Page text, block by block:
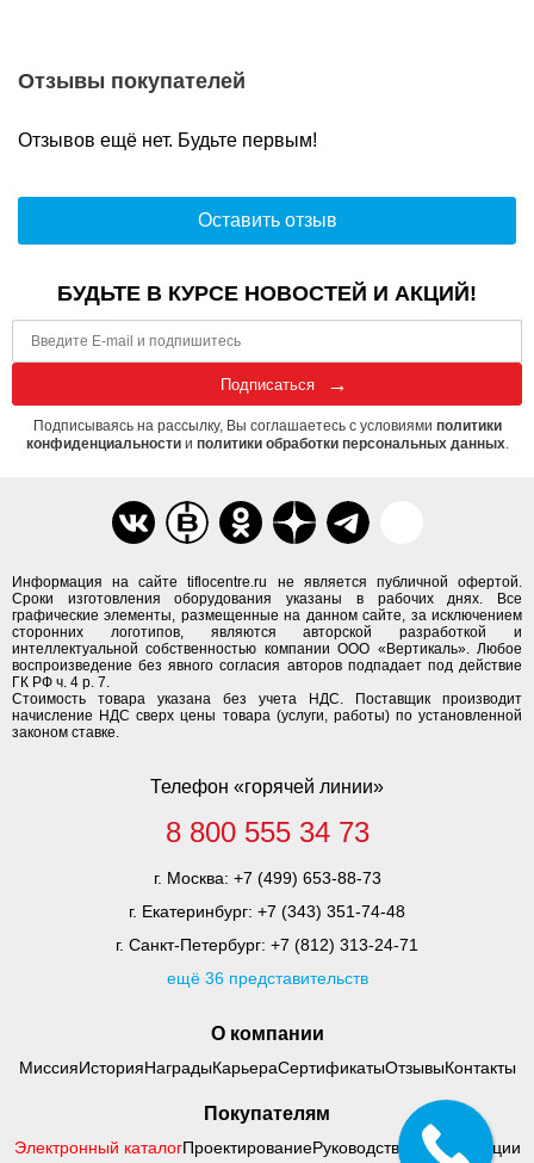
Отзывы покупателей
Отзывов ещё нет. Будьте первым!
Оставить отзыв
О компании
МиссияИсторияНаградыКарьераСертификатыОтзывыКонтакты
Информация на сайте tiflocentre.ru не является публичной офертой.
Сроки изготовления оборудования указаны в рабочих днях. Все
графические элементы, размещенные на данном сайте, за исключением
сторонних логотипов, являются авторской разработкой и
интеллектуальной собственностью компании ООО «Вертикаль». Любое
воспроизведение без явного согласия авторов подпадает под действие
ГК РФ ч. 4 р. 7.
Стоимость товара указана без учета НДС. Поставщик производит
начисление НДС сверх цены товара (услуги, работы) по установленной
законом ставке.
Покупателям
Электронный каталогПроектированиеРуководства по адаптации
Телефон «горячей линии»
8 800 555 34 73
г. Москва: +7 (499) 653-88-73
г. Екатеринбург: +7 (343) 351-74-48
г. Санкт-Петербург: +7 (812) 313-24-71
ещё 36 представительств
БУДЬТЕ В КУРСЕ НОВОСТЕЙ И АКЦИЙ!
Подписаться
Подписываясь на рассылку, Вы соглашаетесь с условиями политики
конфиденциальностии политики обработки персональных данных.